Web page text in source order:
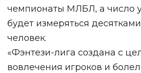
чемпионаты МЛБЛ, а число
будет измеряться
человек.
«Фэнтези-лига создана с
вовлечения игроков и